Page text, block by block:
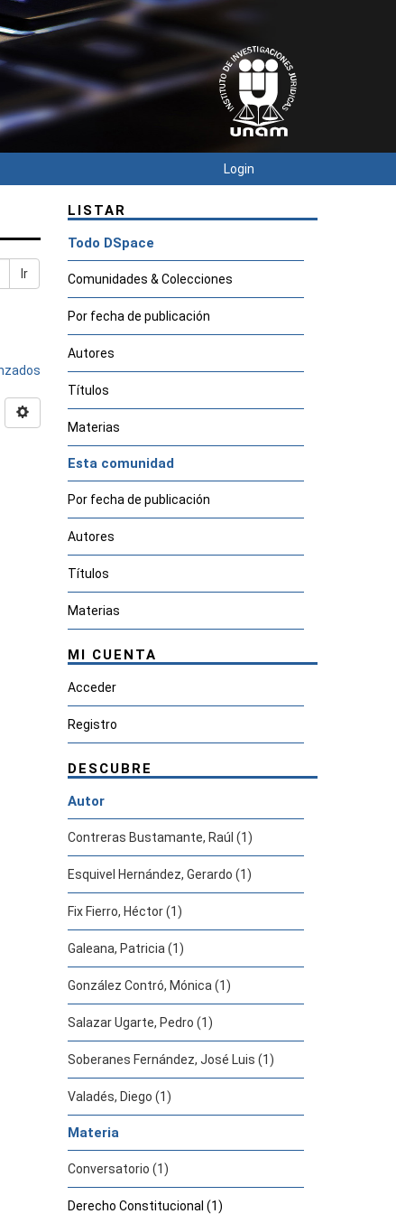
Login
Ir
LISTAR
Todo DSpace
Comunidades & Colecciones
Por fecha de publicación
Autores
Títulos
Materias
Esta comunidad
Por fecha de publicación
Autores
Títulos
Materias
MI CUENTA
Acceder
Registro
DESCUBRE
Autor
Contreras Bustamante, Raúl (1)
Esquivel Hernández, Gerardo (1)
Fix Fierro, Héctor (1)
Galeana, Patricia (1)
González Contró, Mónica (1)
Salazar Ugarte, Pedro (1)
Soberanes Fernández, José Luis (1)
Valadés, Diego (1)
Materia
Conversatorio (1)
Derecho Constitucional (1)